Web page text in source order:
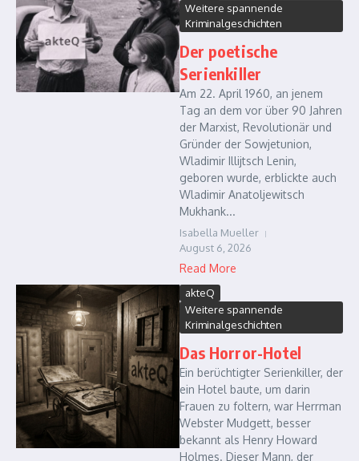
Weitere spannende
Kriminalgeschichten
Der poetische
Serienkiller
Am 22. April 1960, an jenem
Tag an dem vor über 90 Jahren
der Marxist, Revolutionär und
Gründer der Sowjetunion,
Wladimir Illijtsch Lenin,
geboren wurde, erblickte auch
Wladimir Anatoljewitsch
Mukhank...
Isabella Mueller
August 6, 2026
Read More
akteQ
Weitere spannende
Kriminalgeschichten
Das Horror-Hotel
Ein berüchtigter Serienkiller, der
ein Hotel baute, um darin
Frauen zu foltern, war Herrman
Webster Mudgett, besser
bekannt als Henry Howard
Holmes. Dieser Mann, der